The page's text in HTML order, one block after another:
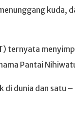
kuda,
ternyata
Pantai
dunia dan satu